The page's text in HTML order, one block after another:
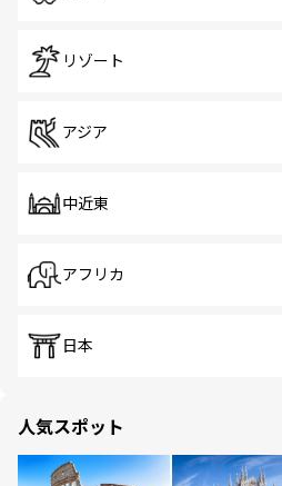
リゾート
アジア
中近東
アフリカ
日本
人気スポット